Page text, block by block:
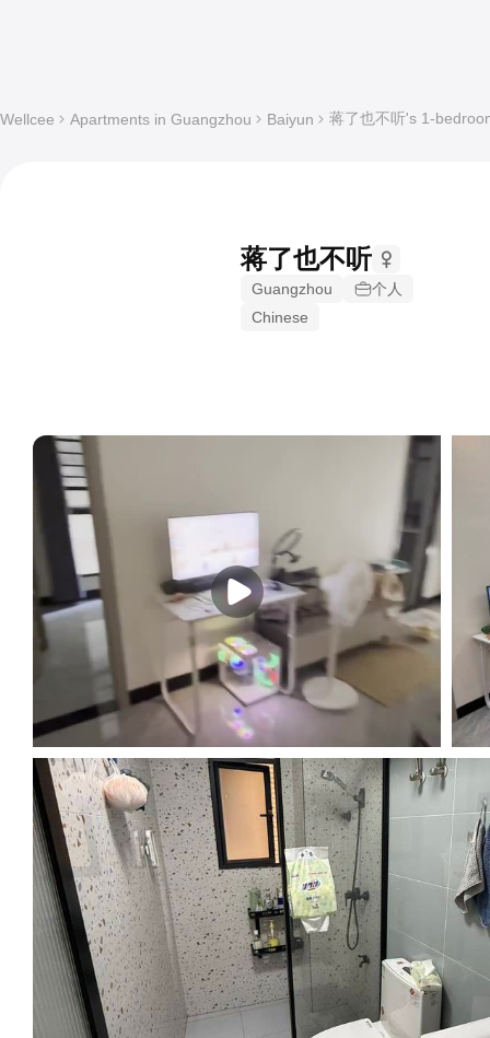
Wellcee Apartments in Guangzhou Baiyun 蒋了也不听's 1-
蒋了也不听
Guangzhou
个人
Chinese